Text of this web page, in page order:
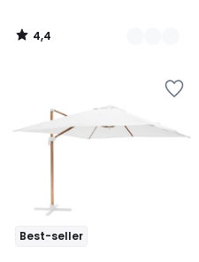
4,4
/
Best-seller